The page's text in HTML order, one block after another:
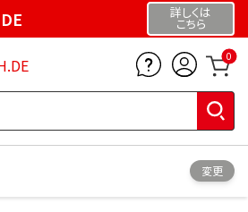
詳しくは
こちら
0
変更